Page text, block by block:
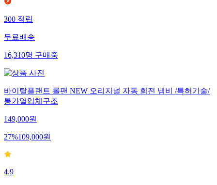
300적립
무료배송
16,310명구매중
바이탈플랜트 롤팬 NEW 오리지널 자동 회전 냄비 /특허기술/
통가열입체구조
149,000원
27%109,000원
4.9